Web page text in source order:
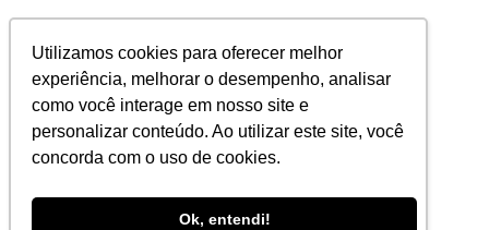
Utilizamos cookies para oferecer melhor
experiência, melhorar o desempenho, analisar
como você interage em nosso site e
personalizar conteúdo. Ao utilizar este site, você
concorda com o uso de cookies.
Ok, entendi!
Institucional